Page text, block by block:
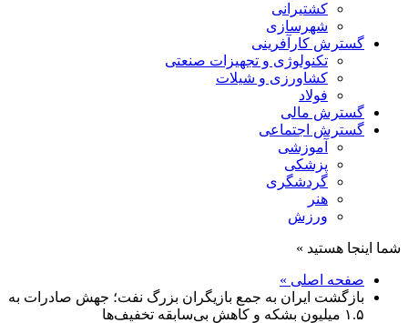
کشتیرانی
شهرسازی
گسترش کارآفرینی
تکنولوژی و تجهیزات صنعتی
کشاورزی و شیلات
فولاد
گسترش مالی
گسترش اجتماعی
آموزشی
پزشکی
گردشگری
هنر
ورزش
شما اینجا هستید »
صفحه اصلی »
بازگشت ایران به جمع بازیگران بزرگ نفت؛ جهش صادرات به
۱.۵ میلیون بشکه و کاهش بی‌سابقه تخفیف‌ها